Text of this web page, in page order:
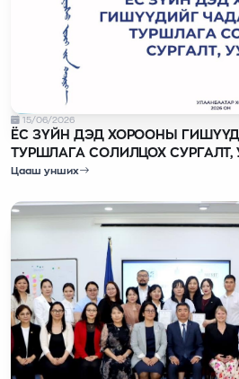
15/06/2026
ЁС ЗҮЙН ДЭД ХОРООНЫ
ТУРШЛАГА СОЛИЛЦОХ
БАЙНА
Цааш унших